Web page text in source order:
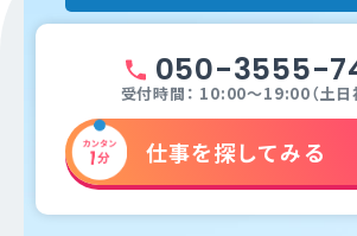
050-3555-
受付時間： 10:00～19:00（土日
仕事を探してみる